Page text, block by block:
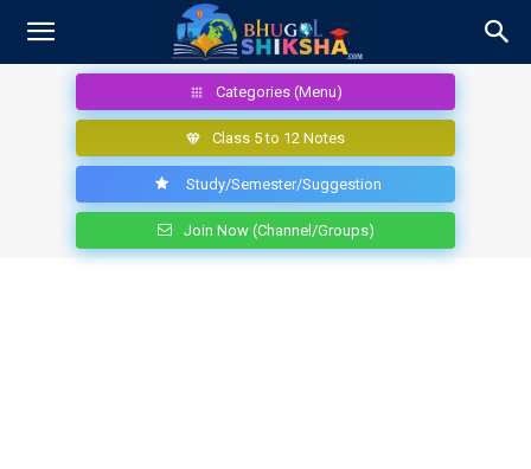
Categories (Menu)
Class 5 to 12 Notes
Study/Semester/Suggestion
Join Now (Channel/Groups)